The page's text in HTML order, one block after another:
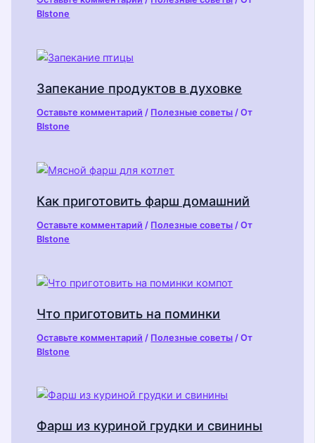
Blstone
Запекание продуктов в духовке
Оставьте комментарий / Полезные советы / От
Blstone
Как приготовить фарш домашний
Оставьте комментарий / Полезные советы / От
Blstone
Что приготовить на поминки
Оставьте комментарий / Полезные советы / От
Blstone
Фарш из куриной грудки и свинины